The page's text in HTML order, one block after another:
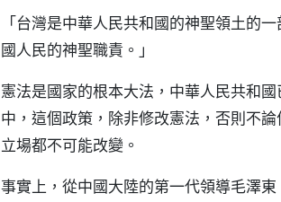
「台灣是中華人民共和國的神聖領土的
國人民的神聖職責。」
憲法是國家的根本大法，中華人民共和
中，這個政策，除非修改憲法，否則不
立場都不可能改變。
事實上，從中國大陸的第一代領導毛澤